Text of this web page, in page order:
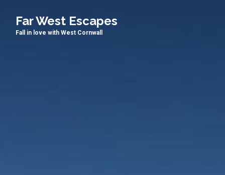
Far West Escapes
Fall in love with West Cornwall